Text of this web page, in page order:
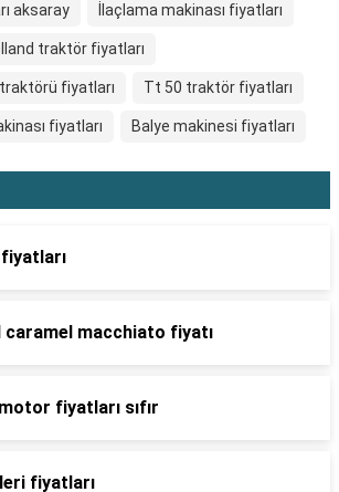
aksaray İlaçlama makinası fiyatları
traktör fiyatları
traktörü fiyatları Tt 50 traktör fiyatları
fiyatları Balye makinesi fiyatları
macchiato fiyatı
fiyatları sıfır
fiyatları